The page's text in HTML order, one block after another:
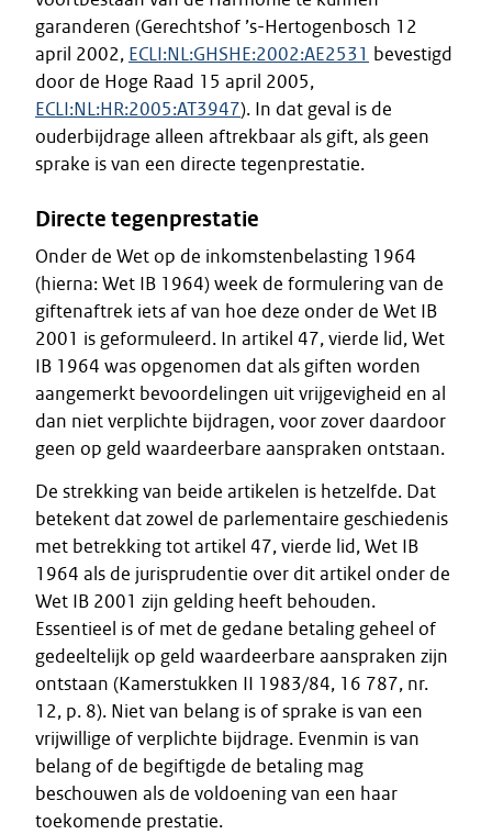
garanderen (Gerechtshof ’s-Hertogenbosch 12
april 2002, ECLI:NL:GHSHE:2002:AE2531 bevestigd
door de Hoge Raad 15 april 2005,
ECLI:NL:HR:2005:AT3947). In dat geval is de
ouderbijdrage alleen aftrekbaar als gift, als geen
sprake is van een directe tegenprestatie.
Directe tegenprestatie
Onder de Wet op de inkomstenbelasting 1964
(hierna: Wet IB 1964) week de formulering van de
giftenaftrek iets af van hoe deze onder de Wet IB
2001 is geformuleerd. In artikel 47, vierde lid, Wet
IB 1964 was opgenomen dat als giften worden
aangemerkt bevoordelingen uit vrijgevigheid en al
dan niet verplichte bijdragen, voor zover daardoor
geen op geld waardeerbare aanspraken ontstaan.
De strekking van beide artikelen is hetzelfde. Dat
betekent dat zowel de parlementaire geschiedenis
met betrekking tot artikel 47, vierde lid, Wet IB
1964 als de jurisprudentie over dit artikel onder de
Wet IB 2001 zijn gelding heeft behouden.
Essentieel is of met de gedane betaling geheel of
gedeeltelijk op geld waardeerbare aanspraken zijn
ontstaan (Kamerstukken II 1983/84, 16 787, nr.
12, p. 8). Niet van belang is of sprake is van een
vrijwillige of verplichte bijdrage. Evenmin is van
belang of de begiftigde de betaling mag
beschouwen als de voldoening van een haar
toekomende prestatie.